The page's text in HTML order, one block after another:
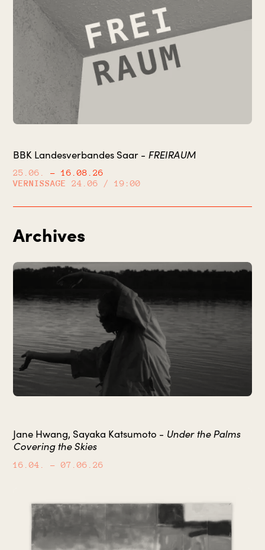
BBK Landesverbandes Saar - FREIRAUM
25.06.
– 16.08.26
VERNISSAGE
24.06 / 19:00
Archives
Jane Hwang, Sayaka Katsumoto - Under the Palms
Covering the Skies
16.04. – 07.06.26